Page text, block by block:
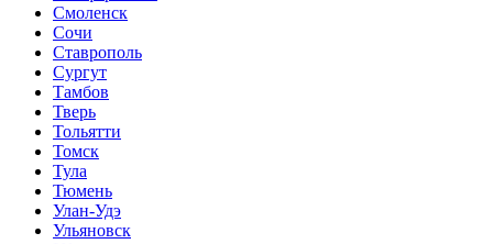
Смоленск
Сочи
Ставрополь
Сургут
Тамбов
Тверь
Тольятти
Томск
Тула
Тюмень
Улан-Удэ
Ульяновск